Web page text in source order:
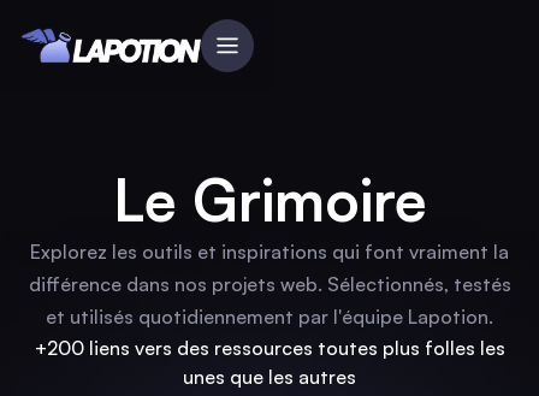
Le Grimoire
Explorez les outils et inspirations qui font vraiment la
différence dans nos projets web. Sélectionnés, testés
et utilisés quotidiennement par l'équipe Lapotion.
+200 liens vers des ressources toutes plus folles les
unes que les autres